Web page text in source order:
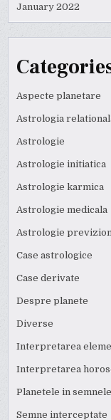
January 2022
Aspecte planetare
Astrologia
Astrologie
Astrologie initiatica
Astrologie karmica
Astrologie medicala
Astrologie
Case astrologice
Case derivate
Despre planete
Diverse
Interpretarea
Interpretarea
Planetele in
Semne interceptate